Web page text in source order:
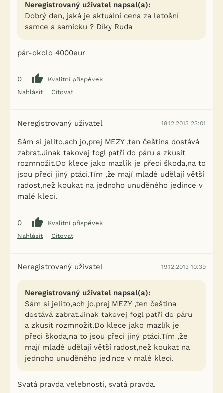
Neregistrovaný uživatel napsal(a):
Dobrý den, jaká je aktuální cena za letošní
samce a samicku ? Díky Ruda
pár-okolo 4000eur
0
Kvalitní příspěvek
Nahlásit
Citovat
Neregistrovaný uživatel 18.12.2013 23:01
Sám si jelito,ach jo,prej MEZY ,ten čeština dostává
zabrat.Jinak takovej fogl patří do páru a zkusit
rozmnožit.Do klece jako mazlík je přeci škoda,na to
jsou přeci jiný ptáci.Tím ,že mají mladé udělají větší
radost,než koukat na jednoho unuděného jedince v
malé kleci.
0
Kvalitní příspěvek
Nahlásit
Citovat
Neregistrovaný uživatel 19.12.2013 10:39
Neregistrovaný uživatel napsal(a):
Sám si jelito,ach jo,prej MEZY ,ten čeština
dostává zabrat.Jinak takovej fogl patří do páru
a zkusit rozmnožit.Do klece jako mazlík je
přeci škoda,na to jsou přeci jiný ptáci.Tím ,že
mají mladé udělají větší radost,než koukat na
jednoho unuděného jedince v malé kleci.
Svatá pravda velebnosti, svatá pravda.